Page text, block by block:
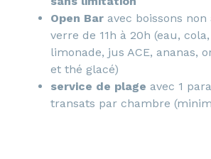
Open Bar avec boissons
verre de 11h à 20h (eau,
limonade, jus ACE, ananas,
et thé glacé)
service de plage avec 1
transats par chambre